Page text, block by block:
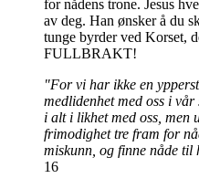
for nådens trone. Jesus
av deg. Han ønsker å du
tunge byrder ved Korset,
FULLBRAKT!
"For vi har ikke en
medlidenhet med oss i
i alt i likhet med oss, men
frimodighet tre fram for
miskunn, og finne nåde til
16